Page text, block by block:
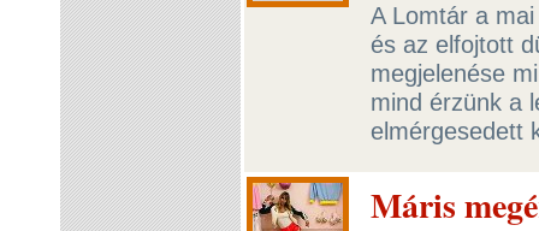
A Lomtár a
és az elfojtott
megjelenése
mind érzünk a
elmérgesedett
Máris